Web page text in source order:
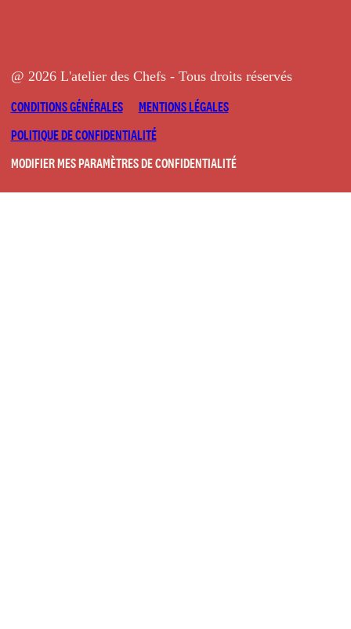
@ 2026 L'atelier des Chefs - Tous droits réservés
CONDITIONS GÉNÉRALES
MENTIONS LÉGALES
POLITIQUE DE CONFIDENTIALITÉ
MODIFIER MES PARAMÈTRES DE CONFIDENTIALITÉ